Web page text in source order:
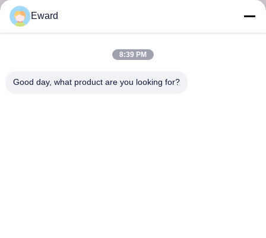
Eward
8:39 PM
Good day, what product are you looking for?